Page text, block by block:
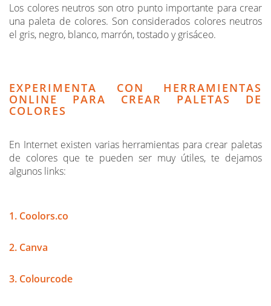
Los colores neutros son otro punto importante para crear
una paleta de colores. Son considerados colores neutros
el gris, negro, blanco, marrón, tostado y grisáceo.
EXPERIMENTA CON HERRAMIENTAS
ONLINE PARA CREAR PALETAS DE
COLORES
En Internet existen varias herramientas para crear paletas
de colores que te pueden ser muy útiles, te dejamos
algunos links:
1. Coolors.co
2. Canva
3. Colourcode